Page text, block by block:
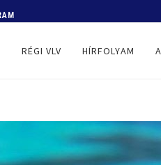
RÉGI VLV HÍRFOLYAM